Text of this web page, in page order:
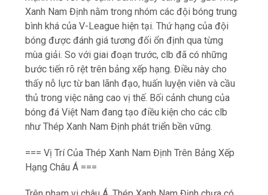
thấy nỗ lực từ ban lãnh đạo, huấn luyện viên và cầu
thủ trong việc nâng cao vị thế. Bối cảnh chung của
bóng đá Việt Nam đang tạo điều kiện cho các clb
như Thép Xanh Nam Định phát triển bền vững.
=== Vị Trí Của Thép Xanh Nam Định Trên Bảng Xếp
Hạng Châu Á ===
Trên phạm vi châu Á, Thép Xanh Nam Định chưa có
nhiều cơ hội để khẳng định vị thế ở đấu trường cấp
những sân chơi mà các đội bóng Việt Nam nói chung
chưa đạt được thành tích cao. Thép Xanh Nam Định
cần cải thiện thứ hạng tại V-League để có cơ hội